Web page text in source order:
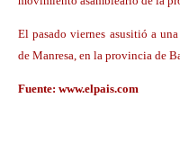
El pasado viernes asusitió a
de Manresa, en la provincia de
Fuente: www.elpais.com